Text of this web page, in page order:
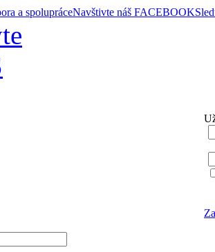
a spolupráceNavštivte náš FACEBOOK